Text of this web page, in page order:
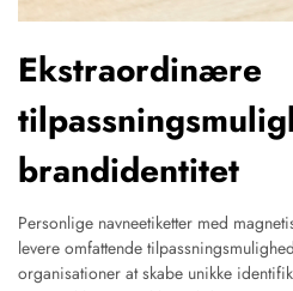
Ekstraordinære
brandidentitet
Personlige navneetiketter med
levere omfattende
organisationer at skabe unikke